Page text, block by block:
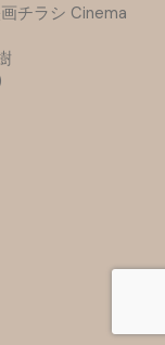
チラシ Cinema